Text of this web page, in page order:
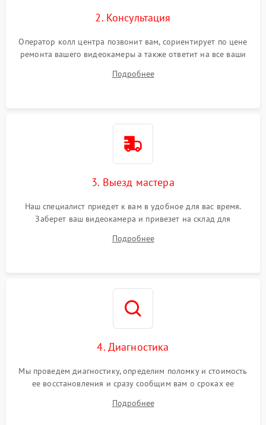
2. Консультация
Оператор колл центра позвонит вам, сориентирует по цене
ремонта вашего видеокамеры а также ответит на все ваши
Подробнее
3. Выезд мастера
Наш специалист приедет к вам в удобное для вас время.
Заберет ваш видеокамера и привезет на склад для
Подробнее
4. Диагностика
Мы проведем диагностику, определим поломку и стоимость
ее восстановления и сразу сообщим вам о сроках ее
Подробнее